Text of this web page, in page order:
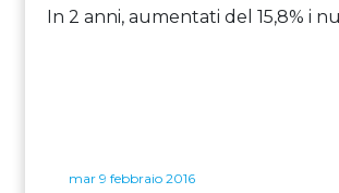
In 2 anni, aumentati del 15,8% i
mar 9 febbraio 2016